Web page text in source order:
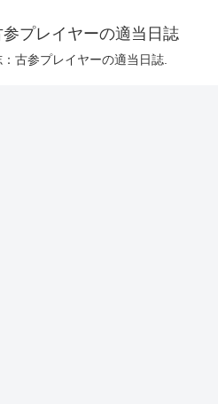
プレイヤーの適当日誌
古参プレイヤーの適当日誌.